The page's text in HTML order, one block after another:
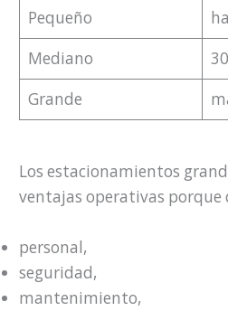
Pequeño
Mediano
Grande
Los estacionamientos
ventajas operativas
personal,
seguridad,
mantenimiento,